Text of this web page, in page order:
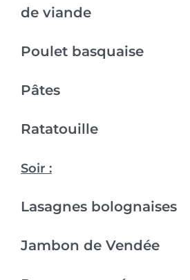
de viande
Poulet basquaise
Pâtes
Ratatouille
Soir :
Lasagnes bolognaises
Jambon de Vendée